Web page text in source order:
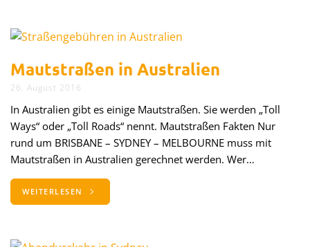
Mautstraßen in Australien
26. August 2016
In Australien gibt es einige Mautstraßen. Sie werden „Toll
Ways“ oder „Toll Roads“ nennt. Mautstraßen Fakten Nur
rund um BRISBANE – SYDNEY – MELBOURNE muss mit
Mautstraßen in Australien gerechnet werden. Wer…
WEITERLESEN